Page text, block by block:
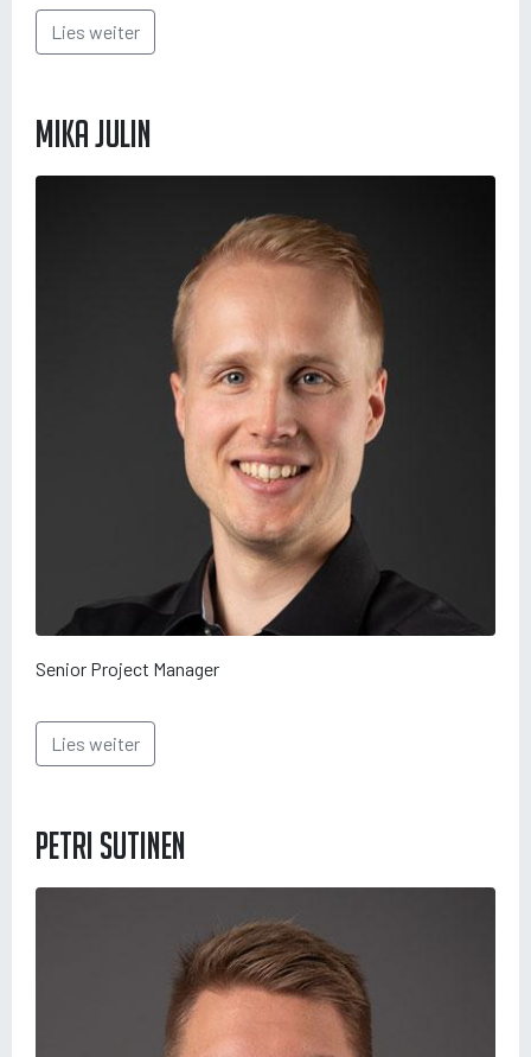
Lies weiter
Mika Julin
Senior Project Manager
Lies weiter
Petri Sutinen